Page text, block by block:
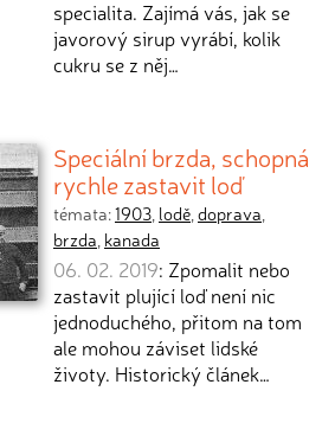
specialita. Zajímá vás, jak se
javorový sirup vyrábí, kolik
cukru se z něj…
Speciální brzda, schopná
rychle zastavit loď
témata:1903, lodě,doprava,
brzda, kanada
06. 02. 2019: Zpomalit nebo
zastavit plující loď není nic
jednoduchého, přitom na tom
ale mohou záviset lidské
životy. Historický článek…